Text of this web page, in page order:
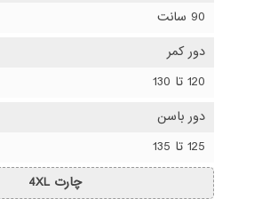
90 سانت
دور کمر
120 تا 130
دور باسن
125 تا 135
چارت 4XL